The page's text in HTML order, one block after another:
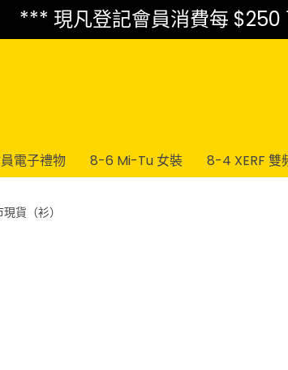
*** 現凡登記會員消費每
電子禮物 8-6 Mi-Tu 女裝 8-4 XERF 雙
貨（衫）